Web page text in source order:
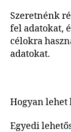
Szeretnénk
fel adatokat,
célokra
adatokat.
Hogyan
Egyedi